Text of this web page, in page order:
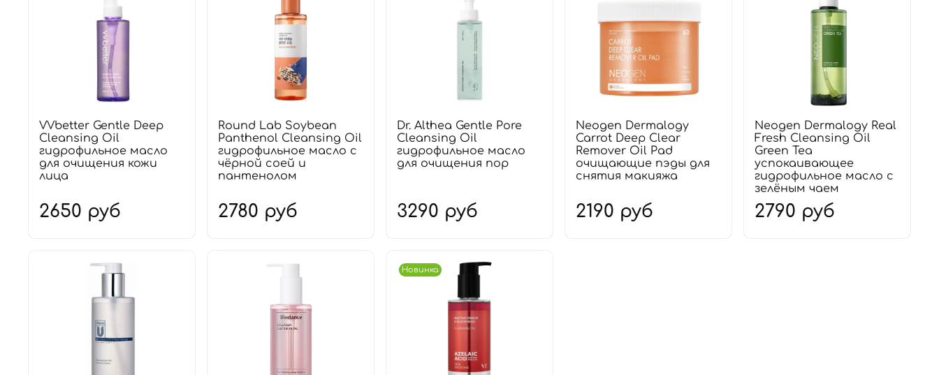
VVbetter Gentle Deep
Cleansing Oil
гидрофильное масло
для очищения кожи
лица
2650 руб
Round Lab Soybean
Panthenol Cleansing Oil
гидрофильное масло с
чёрной соей и
пантенолом
2780 руб
Dr. Althea Gentle Pore
Cleansing Oil
гидрофильное масло
для очищения пор
3290 руб
Neogen Dermalogy
Carrot Deep Clear
Remover Oil Pad
очищающие пэды для
снятия макияжа
2190 руб
Neogen Dermalogy Real
Fresh Cleansing Oil
Green Tea
успокаивающее
гидрофильное масло с
зелёным чаем
2790 руб
Новинка